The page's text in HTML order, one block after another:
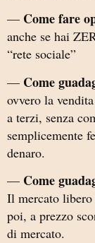
— Come fare
anche se hai
“rete sociale”
— Come
ovvero la
a terzi, senza
semplicemente
denaro.
— Come
Il mercato libero
poi, a prezzo
di mercato.